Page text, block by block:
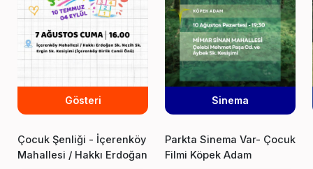
Gösteri
Çocuk Şenliği - İçerenköy
Mahallesi / Hakkı Erdoğan
Sinema
Parkta Sinema Var- Çocuk
Filmi Köpek Adam